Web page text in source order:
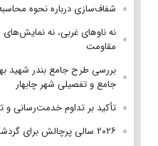
شفاف‌سازی درباره نحوه
نه ناوهای غربی، نه
مقاومت
بررسی طرح جامع بندر شهید
جامع و تفصیلی شهر چابهار
تأکید بر تداوم خدمت‌رسانی
۲۰۲۶ سالی پرچالش برای گردشگری آسیا